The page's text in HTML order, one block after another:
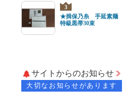
ズ3
★揖保乃糸 手延素麺
特級黒帯30束
サイトからのお知らせ
大切なお知らせがあります